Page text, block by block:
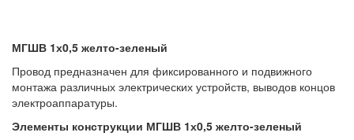
МГШВ 1х0,5 желто-зеленый
Провод предназначен для фиксированного и подвижного
монтажа различных электрических устройств, выводов концов
электроаппаратуры.
Элементы конструкции МГШВ 1х0,5 желто-зеленый